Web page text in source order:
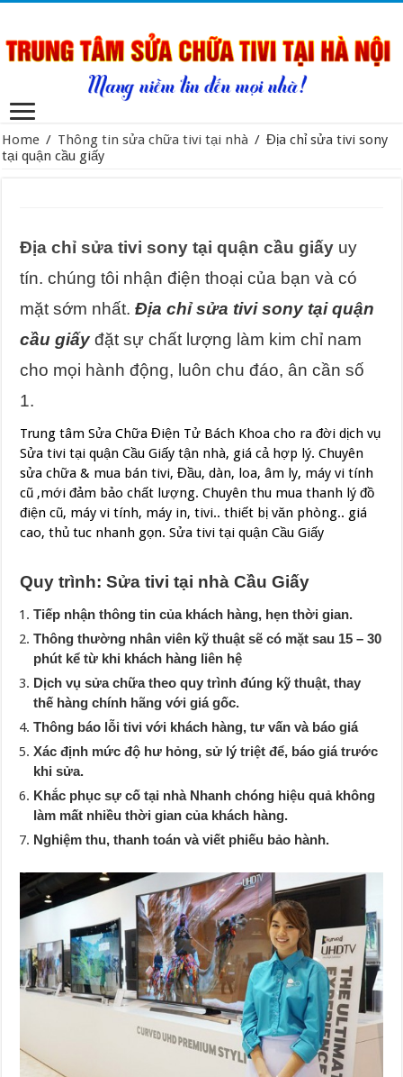
Home / Thông tin sửa chữa tivi tại nhà / Địa chỉ sửa tivi sony
tại quận cầu giấy
Địa chỉ sửa tivi sony tại quận cầu giấy uy
tín. chúng tôi nhận điện thoại của bạn và có
mặt sớm nhất.Địa chỉ sửa tivi sony tại quận
cầu giấy đặt sự chất lượng làm kim chỉ nam
cho mọi hành động, luôn chu đáo, ân cần số
1.
Trung tâm Sửa Chữa Điện Tử Bách Khoa cho ra đời dịch vụ
Sửa tivi tại quận Cầu Giấy tận nhà, giá cả hợp lý. Chuyên
sửa chữa & mua bán tivi, Đầu, dàn, loa, âm ly, máy vi tính
cũ ,mới đảm bảo chất lượng. Chuyên thu mua thanh lý đồ
điện cũ, máy vi tính, máy in, tivi.. thiết bị văn phòng.. giá
cao, thủ tuc nhanh gọn. Sửa tivi tại quận Cầu Giấy
Quy trình: Sửa tivi tại nhà Cầu Giấy
Tiếp nhận thông tin của khách hàng, hẹn thời gian.
Thông thường nhân viên kỹ thuật sẽ có mặt sau 15 – 30
phút kể từ khi khách hàng liên hệ
Dịch vụ sửa chữa theo quy trình đúng kỹ thuật, thay
thế hàng chính hãng với giá gốc.
Thông báo lỗi tivi với khách hàng, tư vấn và báo giá
Xác định mức độ hư hỏng, sử lý triệt để, báo giá trước
khi sửa.
Khắc phục sự cố tại nhà Nhanh chóng hiệu quả không
làm mất nhiều thời gian của khách hàng.
Nghiệm thu, thanh toán và viết phiếu bảo hành.